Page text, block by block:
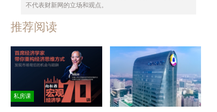
不代表财新网的立场和观点。
推荐阅读
私房课